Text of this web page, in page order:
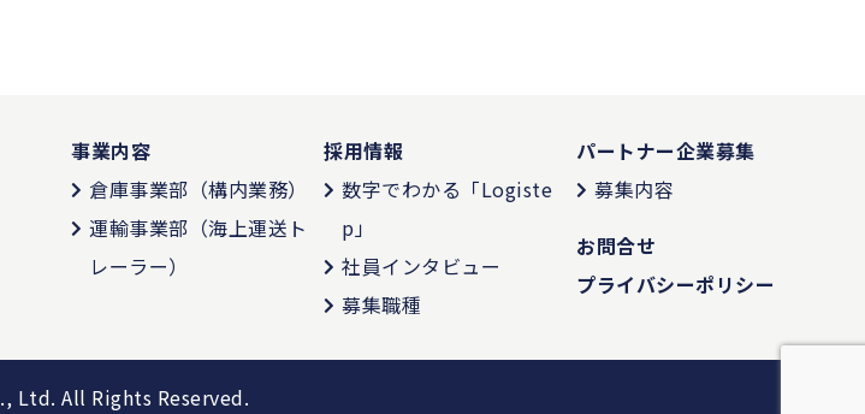
事業内容
倉庫事業部（構内業務）
運輸事業部（海上運送ト
レーラー）
採用情報
数字でわかる「Logiste
p」
社員インタビュー
募集職種
パートナー企業募集
募集内容
お問合せ
プライバシーポリシー
Ltd.All Rights Reserved.